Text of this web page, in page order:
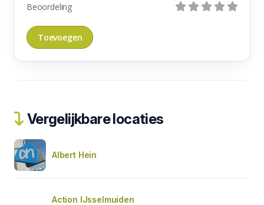
Beoordeling
Vergelijkbare locaties
Albert Hein
Action IJsselmuiden